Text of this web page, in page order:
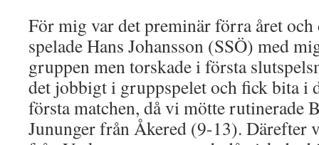
För mig var det preminär förra året och
spelade Hans Johansson (SSÖ) med
gruppen men torskade i första
det jobbigt i gruppspelet och fick bita i
första matchen, då vi mötte rutinerade
Jununger från Åkered (9-13). Därefter